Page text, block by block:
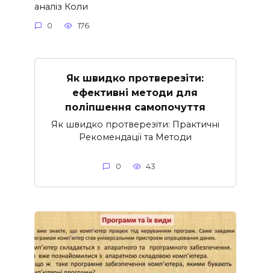
аналіз Коли
0 176
Як швидко протверезіти:
ефективні методи для
поліпшення самопочуття
Як швидко протверезіти: Практичні
Рекомендації та Методи
0 43